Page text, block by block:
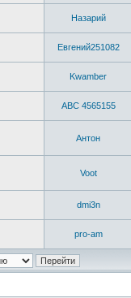
Назарий
Евгений251082
Kwamber
ABC 4565155
Антон
Voot
dmi3n
pro-am